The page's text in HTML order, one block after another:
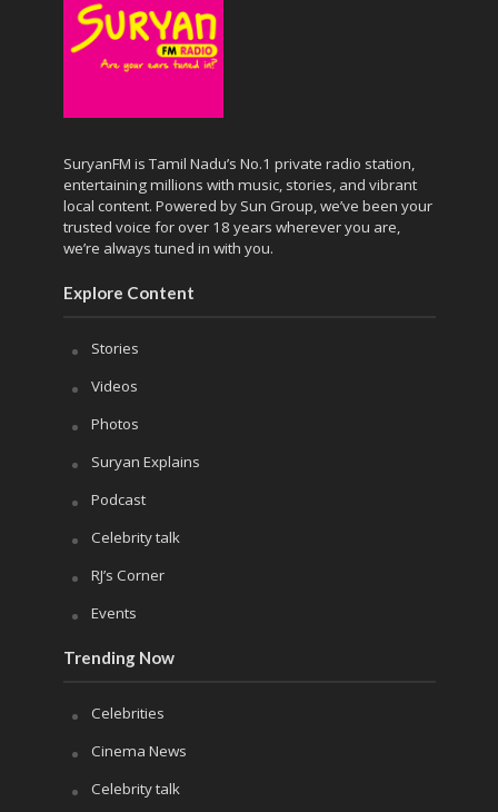
SuryanFM is Tamil Nadu’s No.1 private radio station,
entertaining millions with music, stories, and vibrant
local content. Powered by Sun Group, we’ve been your
trusted voice for over 18 years wherever you are,
we’re always tuned in with you.
Explore Content
Stories
Videos
Photos
Suryan Explains
Podcast
Celebrity talk
RJ’s Corner
Events
Trending Now
Celebrities
Cinema News
Celebrity talk